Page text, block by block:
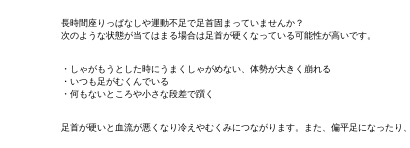
長時間座りっぱなしや運動不足で足首固まっていませんか？
次のような状態が当てはまる場合は足首が硬くなっている可能性が高いです。
・しゃがもうとした時にうまくしゃがめない、体勢が大きく崩れる
・いつも足がむくんでいる
・何もないところや小さな段差で躓く
足首が硬いと血流が悪くなり冷えやむくみにつながります。また、偏平足になったり